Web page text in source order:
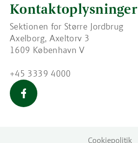
Kontaktoplysninger
Sektionen for Større Jordbrug
Axelborg, Axeltorv 3
1609 København V
+45 3339 4000
Større Jordbrug
Cookiepolitik